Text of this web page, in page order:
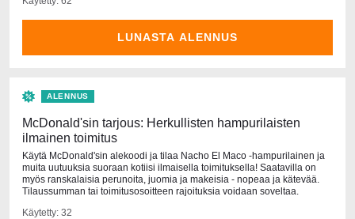
LUNASTA ALENNUS
ALENNUS
McDonald'sin tarjous: Herkullisten hampurilaisten
ilmainen toimitus
Käytä McDonald'sin alekoodi ja tilaa Nacho El Maco -hampurilainen ja
muita uutuuksia suoraan kotiisi ilmaisella toimituksella! Saatavilla on
myös ranskalaisia perunoita, juomia ja makeisia - nopeaa ja kätevää.
Tilaussumman tai toimitusosoitteen rajoituksia voidaan soveltaa.
Käytetty: 32